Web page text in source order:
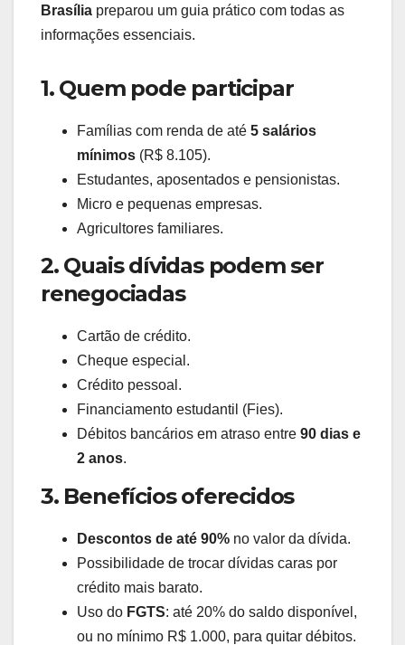
Brasília preparou um guia prático com todas as
informações essenciais.
1. Quem pode participar
Famílias com renda de até 5 salários
mínimos (R$ 8.105).
Estudantes, aposentados e pensionistas.
Micro e pequenas empresas.
Agricultores familiares.
2. Quais dívidas podem ser
renegociadas
Cartão de crédito.
Cheque especial.
Crédito pessoal.
Financiamento estudantil (Fies).
Débitos bancários em atraso entre 90 dias e
2 anos.
3. Benefícios oferecidos
Descontos de até 90% no valor da dívida.
Possibilidade de trocar dívidas caras por
crédito mais barato.
Uso do FGTS: até 20% do saldo disponível,
ou no mínimo R$ 1.000, para quitar débitos.